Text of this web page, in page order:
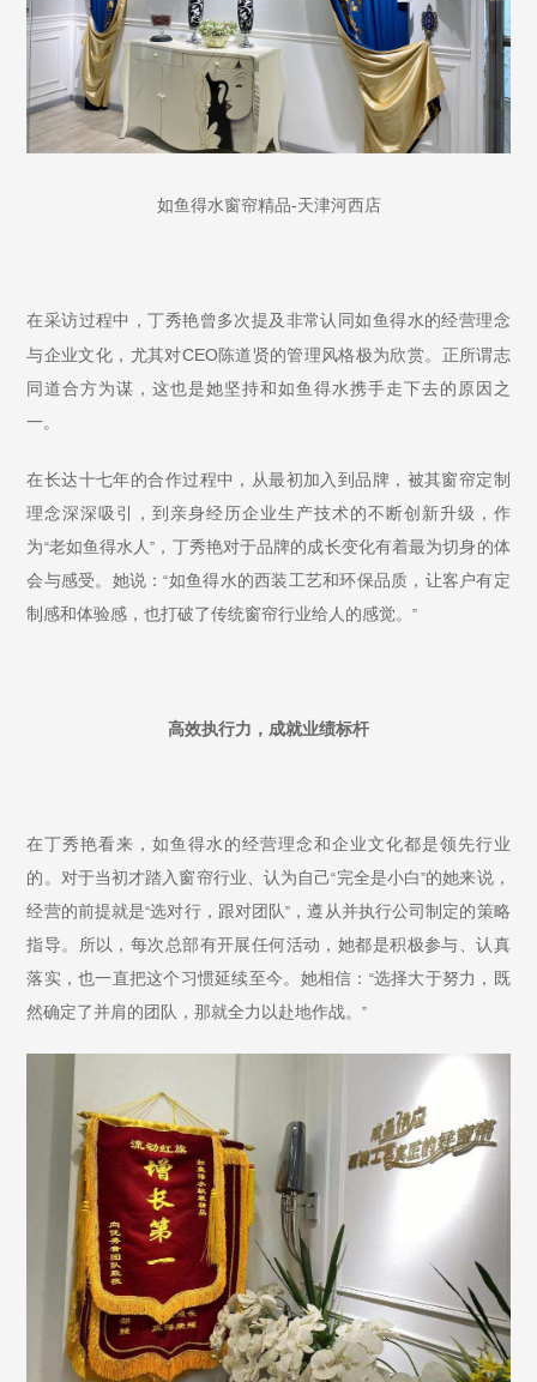
如鱼得水窗帘精品-天津河西店
在采访过程中，丁秀艳曾多次提及非常认同如鱼得水的经营理念
与企业文化，尤其对CEO陈道贤的管理风格极为欣赏。正所谓志
同道合方为谋，这也是她坚持和如鱼得水携手走下去的原因之
一。
在长达十七年的合作过程中，从最初加入到品牌，被其窗帘定制
理念深深吸引，到亲身经历企业生产技术的不断创新升级，作
为“老如鱼得水人” ，丁秀艳对于品牌的成长变化有着最为切身的体
会与感受。 她说：“如鱼得水的西装工艺和环保品质，让客户有定
制感和体验感，也打破了传统窗帘行业给人的感觉。”
高效执行力，成就业绩标杆
在丁秀艳看来，如鱼得水的经营理念和企业文化都是领先行业
的。对于当初才踏入窗帘行业、认为自己“完全是小白”的她来说，
经营的前提就是“选对行，跟对团队” ，遵从并执行公司制定的策略
指导。所以，每次总部有开展任何活动，她都是积极参与、认真
落实，也一直把这个习惯延续至今。她相信： “选择大于努力，既
然确定了并肩的团队，那就全力以赴地作战。”